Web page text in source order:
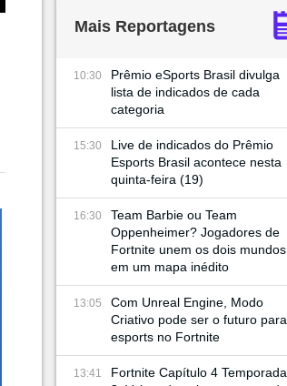
Mais Reportagens
10:30
Prêmio eSports Brasil divulga
lista de indicados de cada
categoria
15:30
Live de indicados do Prêmio
Esports Brasil acontece nesta
quinta-feira (19)
16:30
Team Barbie ou Team
Oppenheimer? Jogadores de
Fortnite unem os dois mundos
em um mapa inédito
13:05
Com Unreal Engine, Modo
Criativo pode ser o futuro para
esports no Fortnite
13:41
Fortnite Capítulo 4 Temporada